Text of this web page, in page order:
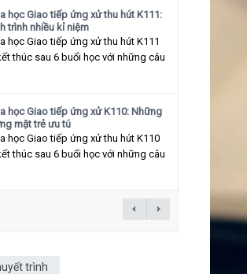
học Giao tiếp ứng xử thu hút K111:
trình nhiều kỉ niệm
học Giao tiếp ứng xử thu hút K111
thúc sau 6 buổi học với những câu
học Giao tiếp ứng xử K110: Những
mặt trẻ ưu tú
học Giao tiếp ứng xử thu hút K110
thúc sau 6 buổi học với những câu
trình